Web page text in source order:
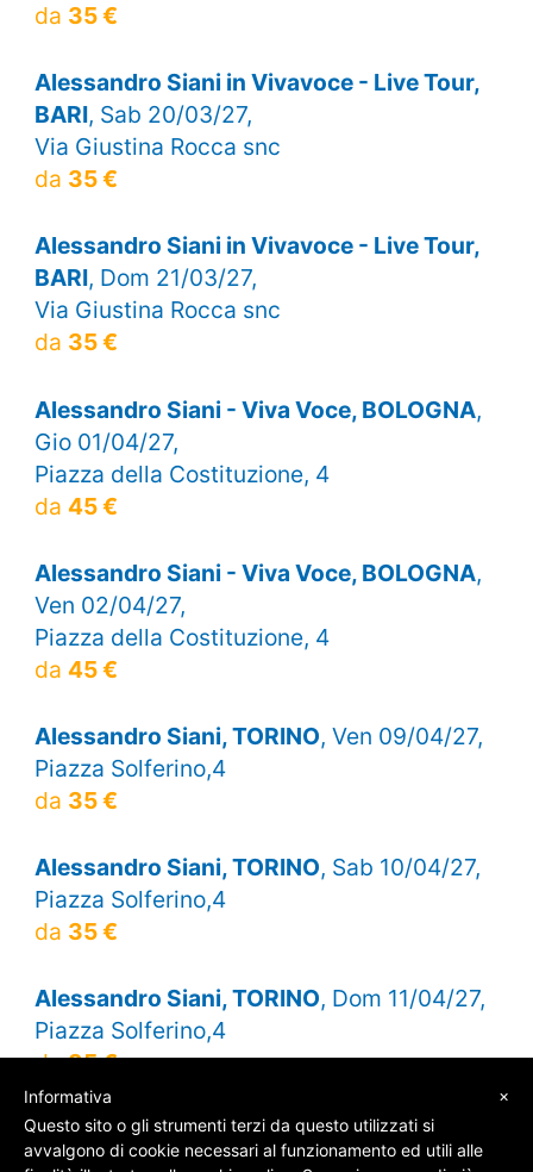
da 35 €
Alessandro Siani in Vivavoce - Live Tour,
BARI, Sab 20/03/27,
Via Giustina Rocca snc
da 35 €
Alessandro Siani in Vivavoce - Live Tour,
BARI, Dom 21/03/27,
Via Giustina Rocca snc
da 35 €
Alessandro Siani - Viva Voce, BOLOGNA,
Gio 01/04/27,
Piazza della Costituzione, 4
da 45 €
Alessandro Siani - Viva Voce, BOLOGNA,
Ven 02/04/27,
Piazza della Costituzione, 4
da 45 €
Alessandro Siani, TORINO, Ven 09/04/27,
Piazza Solferino,4
da 35 €
Alessandro Siani, TORINO, Sab 10/04/27,
Piazza Solferino,4
da 35 €
Alessandro Siani, TORINO, Dom 11/04/27,
Piazza Solferino,4
da35 €
×
Informativa
Questo sito o gli strumenti terzi da questo utilizzati si
avvalgono di cookie necessari al funzionamento ed utili alle